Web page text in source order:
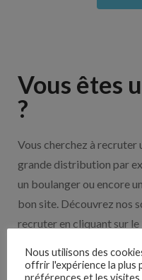
Vous êtes
?
Vous cherchez à recruter
grande distribution par
un boulanger ou encore
bon site. Découvrez nos
recruter en cliquant sur
Nos
Nous utilisons des
offrir l'expérience la plus
préférences et les